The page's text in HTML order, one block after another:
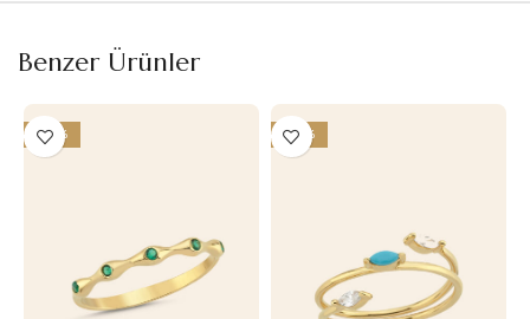
Benzer Ürünler
-20% -24%